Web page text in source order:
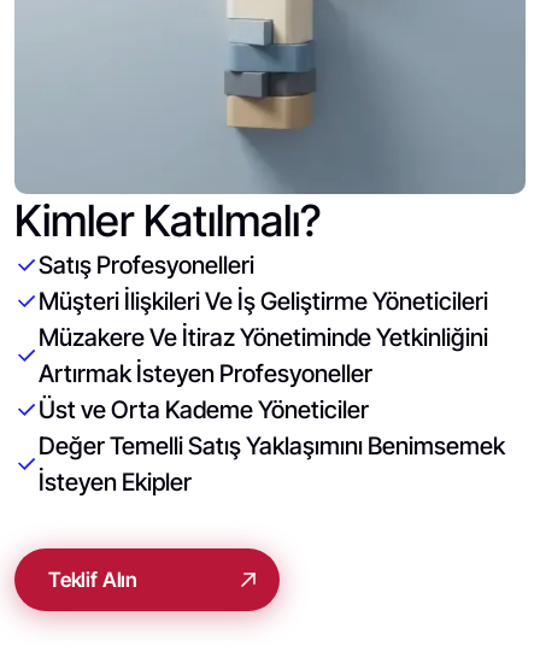
Kimler Katılmalı?
Satış Profesyonelleri
Müşteri İlişkileri Ve İş Geliştirme Yöneticileri
Müzakere Ve İtiraz Yönetiminde Yetkinliğini
Artırmak İsteyen Profesyoneller
Üst ve Orta Kademe Yöneticiler
Değer Temelli Satış Yaklaşımını Benimsemek
İsteyen Ekipler
Teklif Alın